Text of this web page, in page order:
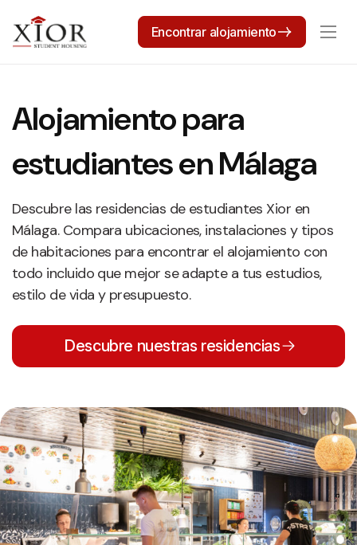
Encontrar alojamiento
Alojamiento para
estudiantes en Málaga
Descubre las residencias de estudiantes Xior en
Málaga. Compara ubicaciones, instalaciones y tipos
de habitaciones para encontrar el alojamiento con
todo incluido que mejor se adapte a tus estudios,
estilo de vida y presupuesto.
Descubre nuestras residencias